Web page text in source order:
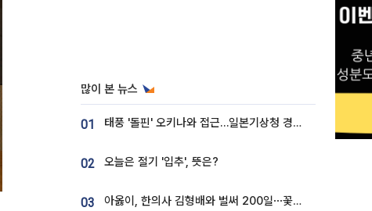
많이 본 뉴스
01 태풍 '돌핀' 오키나와 접근…일본기상청 경로 업데이트
02 오늘은 절기 '입추', 뜻은?
03 아옳이, 한의사 김형배와 벌써 200일⋯꽃다발 들고 "프러포즈 아냐"